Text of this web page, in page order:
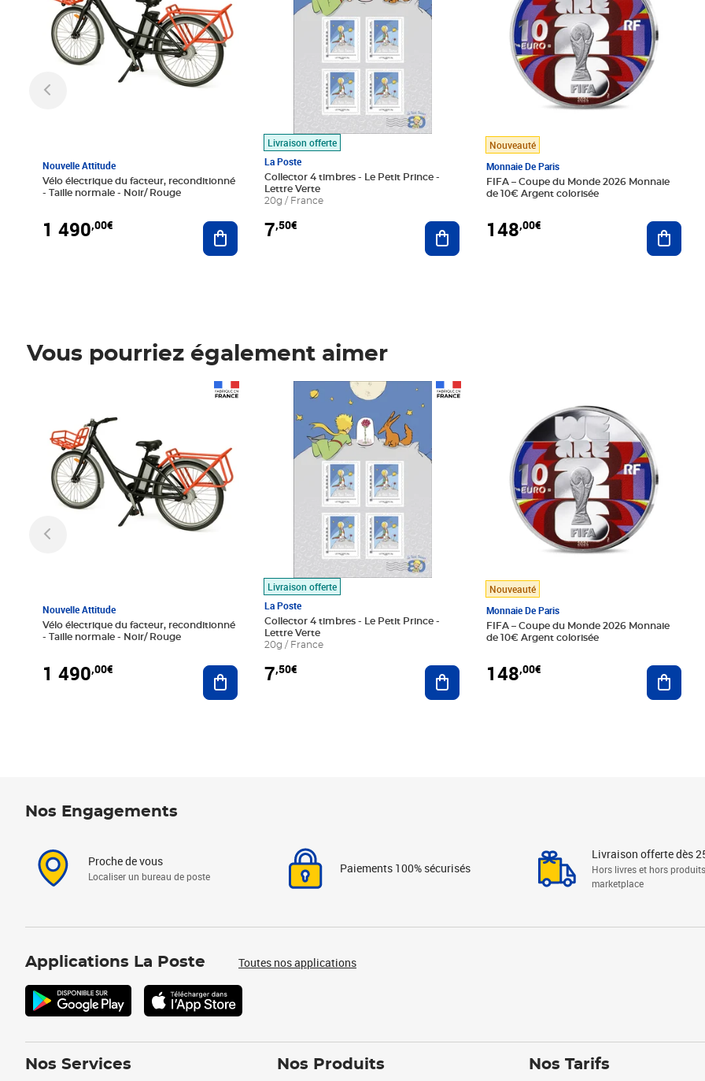
Nouvelle Attitude
Vélo électrique du facteur, reconditionné
- Taille normale - Noir/ Rouge
1 490,00€ Ajouter au panier
Livraison offerte
La Poste
Collector 4 timbres - Le Petit Prince -
Lettre Verte
20g / France
7,50€ Ajouter au panier
Nouveauté
Monnaie De Paris
FIFA – Coupe du Monde 2026 Monnaie
de 10€ Argent colorisée
148,00€
Vous pourriez également aimer
Nouvelle Attitude
Vélo électrique du facteur, reconditionné
- Taille normale - Noir/ Rouge
1 490,00€ Ajouter au panier
Livraison offerte
La Poste
Collector 4 timbres - Le Petit Prince -
Lettre Verte
20g / France
7,50€
Prix 7,50€
Ajouter au panier
Nouveauté
Monnaie De Paris
FIFA – Coupe du Monde 2026 Monnaie
de 10€ Argent colorisée
148,00€
Nos Engagements
Proche de vous
Localiser un bureau de poste
Paiements 100% sécurisés
Livraison offerte dès
Hors livres et hors produits
marketplace
Applications La Poste Toutes nos applications
Nos Services Nos Produits Nos Tarifs